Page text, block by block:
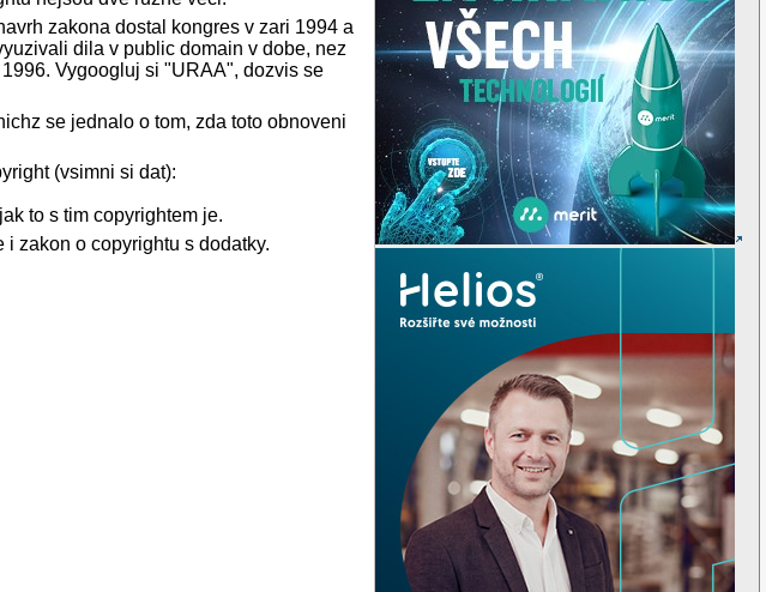
zakona dostal kongres v zari 1994 a
dila v public domain v dobe, nez
Vygoogluj si "URAA", dozvis se
se jednalo o tom, zda toto obnoveni
(vsimni si dat):
to s tim copyrightem je.
i zakon o copyrightu s dodatky.